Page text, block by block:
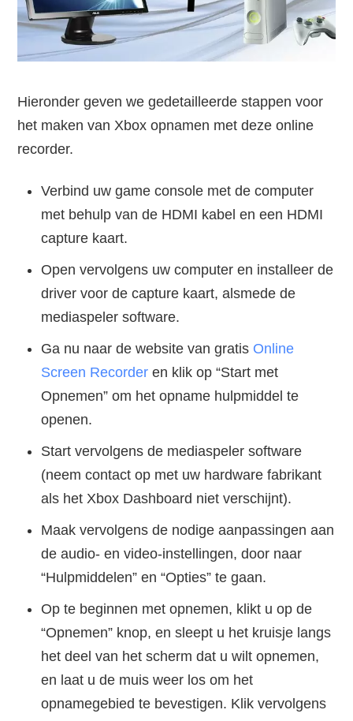
Hieronder geven we gedetailleerde stappen voor
het maken van Xbox opnamen met deze online
recorder.
Verbind uw game console met de computer
met behulp van de HDMI kabel en een HDMI
capture kaart.
Open vervolgens uw computer en installeer de
driver voor de capture kaart, alsmede de
mediaspeler software.
Ga nu naar de website van gratis Online
Screen Recorder en klik op “Start met
Opnemen” om het opname hulpmiddel te
openen.
Start vervolgens de mediaspeler software
(neem contact op met uw hardware fabrikant
als het Xbox Dashboard niet verschijnt).
Maak vervolgens de nodige aanpassingen aan
de audio- en video-instellingen, door naar
“Hulpmiddelen” en “Opties” te gaan.
Op te beginnen met opnemen, klikt u op de
“Opnemen” knop, en sleept u het kruisje langs
het deel van het scherm dat u wilt opnemen,
en laat u de muis weer los om het
opnamegebied te bevestigen. Klik vervolgens